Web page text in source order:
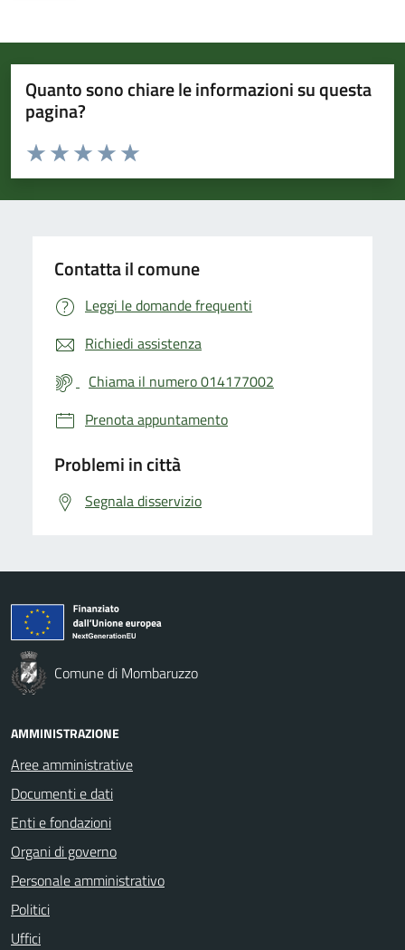
Quanto sono chiare le informazioni su questa
pagina?
Valuta da 1 a 5 stelle la pagina
Valuta 5 stelle su 5
Valuta 4 stelle su 5
Valuta 3 stelle su 5
Valuta 2 stelle su 5
Valuta 1 stelle su 5
Contatta il comune
Leggi le domande frequenti
Richiedi assistenza
Chiama il numero 014177002
Prenota appuntamento
Problemi in città
Segnala disservizio
Comune di Mombaruzzo
AMMINISTRAZIONE
Aree amministrative
Documenti e dati
Enti e fondazioni
Organi di governo
Personale amministrativo
Politici
Uffici